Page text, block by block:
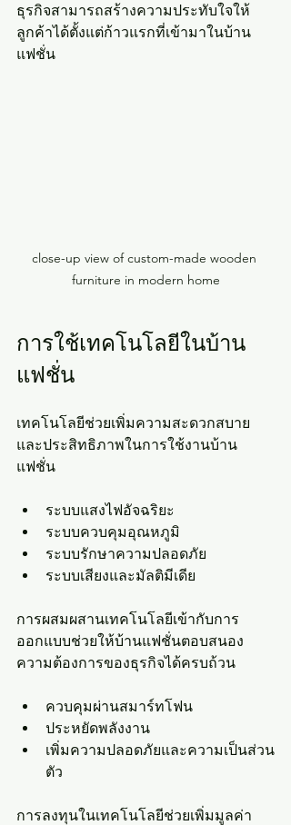
ธุรกิจสามารถสร้างความประทับใจให้
ลูกค้าได้ตั้งแต่ก้าวแรกที่เข้ามาในบ้าน
แฟชั่น
close-up view of custom-made wooden
furniture in modern home
การใช้เทคโนโลยีในบ้าน
แฟชั่น
เทคโนโลยีช่วยเพิ่มความสะดวกสบาย
และประสิทธิภาพในการใช้งานบ้าน
แฟชั่น
ระบบแสงไฟอัจฉริยะ
ระบบควบคุมอุณหภูมิ
ระบบรักษาความปลอดภัย
ระบบเสียงและมัลติมีเดีย
การผสมผสานเทคโนโลยีเข้ากับการ
ออกแบบช่วยให้บ้านแฟชั่นตอบสนอง
ความต้องการของธุรกิจได้ครบถ้วน
ควบคุมผ่านสมาร์ทโฟน
ประหยัดพลังงาน
เพิ่มความปลอดภัยและความเป็นส่วน
ตัว
การลงทุนในเทคโนโลยีช่วยเพิ่มมูลค่า